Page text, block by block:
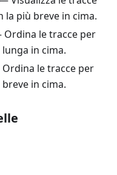
la più breve in cima.
le tracce per
in cima.
le tracce per
in cima.